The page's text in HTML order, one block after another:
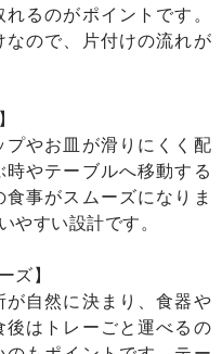
るのがポイントです。
ので、片付けの流れが
やお皿が滑りにくく配
やテーブルへ移動する
事がスムーズになりま
やすい設計です。
ズ】
が自然に決まり、食器や
後はトレーごと運べるの